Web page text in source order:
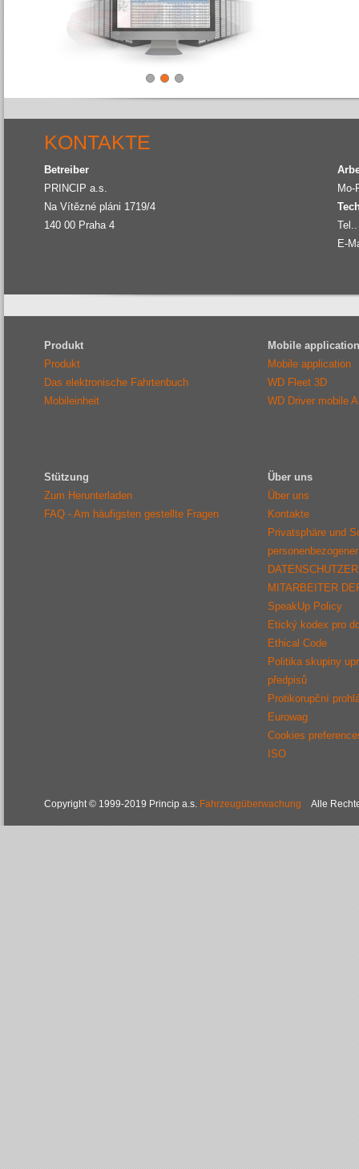
KONTAKTE
Betreiber
PRINCIP a.s.
Na Vítězné pláni 1719/4
140 00 Praha 4
Mo-
Tel..
E-
Produkt
Produkt
Das elektronische Fahrtenbuch
Mobileinheit
Mobile application
Mobile application
WD Fleet 3D
WD Driver mobile
Stützung
Zum Herunterladen
FAQ - Am häufigsten gestellte Fragen
Über uns
Über uns
Kontakte
Privatsphäre und
MITARBEITER
SpeakUp Policy
Etický kodex pro
Ethical Code
Politika skupiny
předpisů
Protikorupční
Eurowag
Cookies
ISO
Copyright © 1999-2019 Princip a.s. Fahrzeugüberwachung Alle